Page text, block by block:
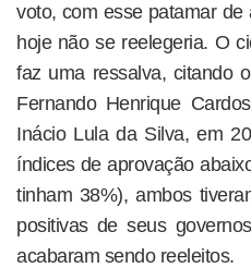
voto, com esse patamar
hoje não se reelegeria. O
faz uma ressalva, citando
Fernando Henrique
Inácio Lula da Silva, em
índices de aprovação
tinham 38%), ambos
positivas de seus
acabaram sendo reeleitos.